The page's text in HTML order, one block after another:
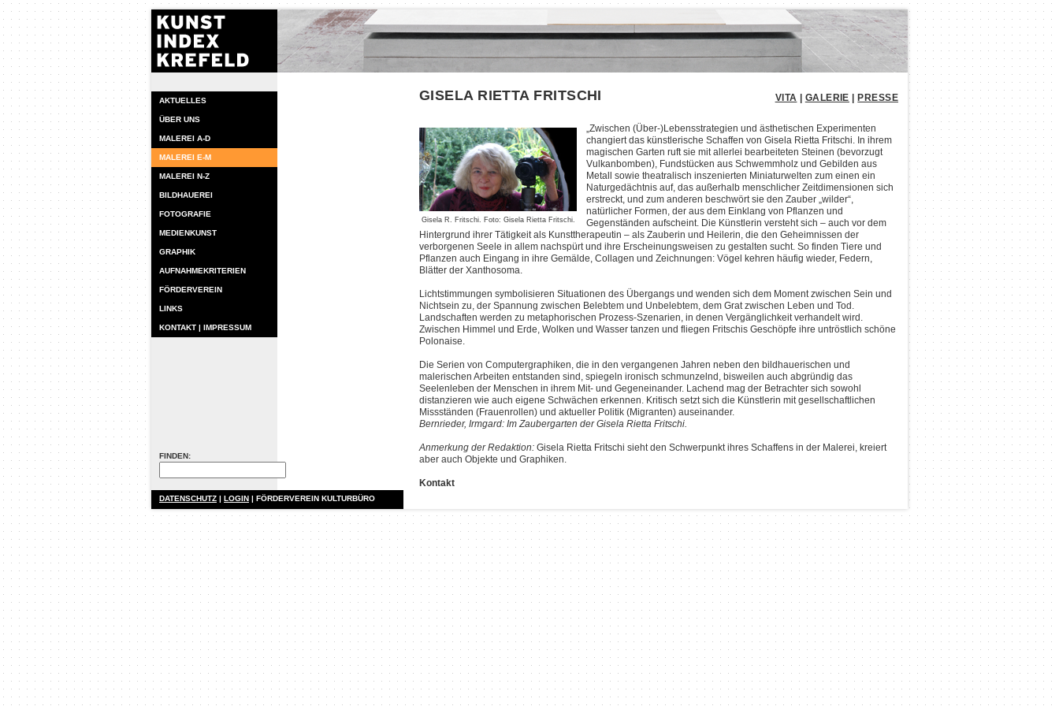
AKTUELLES
ÜBER UNS
MALEREI A-D
MALEREI E-M
MALEREI N-Z
BILDHAUEREI
FOTOGRAFIE
MEDIENKUNST
GRAPHIK
AUFNAHMEKRITERIEN
FÖRDERVEREIN
LINKS
KONTAKT | IMPRESSUM
FINDEN:
GISELA RIETTA FRITSCHI VITA GALERIE PRESSE
Gisela R. Fritschi. Foto: Gisela Rietta Fritschi.
„Zwischen (Über-)Lebensstrategien und ästhetischen Experimenten
changiert das künstlerische Schaffen von Gisela Rietta Fritschi. In ihrem
magischen Garten ruft sie mit allerlei bearbeiteten Steinen (bevorzugt
Vulkanbomben), Fundstücken aus Schwemmholz und Gebilden aus
Metall sowie theatralisch inszenierten Miniaturwelten zum einen ein
Naturgedächtnis auf, das außerhalb menschlicher Zeitdimensionen sich
erstreckt, und zum anderen beschwört sie den Zauber „wilder“,
natürlicher Formen, der aus dem Einklang von Pflanzen und
Gegenständen aufscheint. Die Künstlerin versteht sich – auch vor dem
Hintergrund ihrer Tätigkeit als Kunsttherapeutin – als Zauberin und Heilerin, die den Geheimnissen der
verborgenen Seele in allem nachspürt und ihre Erscheinungsweisen zu gestalten sucht. So finden Tiere und
Pflanzen auch Eingang in ihre Gemälde, Collagen und Zeichnungen: Vögel kehren häufig wieder, Federn,
Blätter der Xanthosoma.
Lichtstimmungen symbolisieren Situationen des Übergangs und wenden sich dem Moment zwischen Sein und
Nichtsein zu, der Spannung zwischen Belebtem und Unbelebtem, dem Grat zwischen Leben und Tod.
Landschaften werden zu metaphorischen Prozess-Szenarien, in denen Vergänglichkeit verhandelt wird.
Zwischen Himmel und Erde, Wolken und Wasser tanzen und fliegen Fritschis Geschöpfe ihre untröstlich schöne
Polonaise.
Die Serien von Computergraphiken, die in den vergangenen Jahren neben den bildhauerischen und
malerischen Arbeiten entstanden sind, spiegeln ironisch schmunzelnd, bisweilen auch abgründig das
Seelenleben der Menschen in ihrem Mit- und Gegeneinander. Lachend mag der Betrachter sich sowohl
distanzieren wie auch eigene Schwächen erkennen. Kritisch setzt sich die Künstlerin mit gesellschaftlichen
Missständen (Frauenrollen) und aktueller Politik (Migranten) auseinander.
Bernrieder, Irmgard: Im Zaubergarten der Gisela Rietta Fritschi.
Anmerkung der Redaktion: Gisela Rietta Fritschi sieht den Schwerpunkt ihres Schaffens in der Malerei, kreiert
aber auch Objekte und Graphiken.
Kontakt
http://www.gisela-fritschi.de/
DATENSCHUTZ | LOGIN | FÖRDERVEREIN KULTURBÜRO